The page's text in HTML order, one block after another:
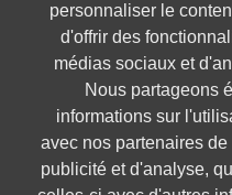
personnaliser le
d'offrir des
médias sociaux et
Nous partageons
informations sur
avec nos partenaires
publicité et d'analyse,
Préparez vos
TESTEZ-VOUS
OFFRES